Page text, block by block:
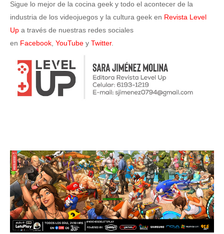
Sigue lo mejor de la cocina geek y todo el acontecer de la
industria de los videojuegos y la cultura geek en Revista Level
Up a través de nuestras redes sociales
en Facebook YouTube y Twitter.